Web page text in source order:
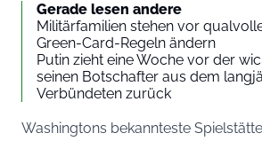
Gerade lesen andere
Militärfamilien stehen vor
Green-Card-Regeln ändern
Putin zieht eine Woche vor der
seinen Botschafter aus dem
Verbündeten zurück
Washingtons bekannteste